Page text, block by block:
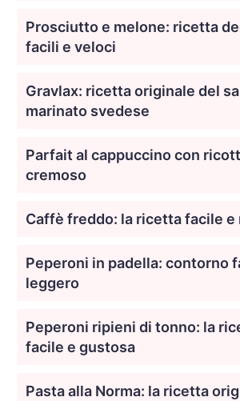
Prosciutto e melone: ricetta
facili e veloci
Gravlax: ricetta originale del
marinato svedese
Parfait al cappuccino con
cremoso
Caffè freddo: la ricetta facile
Peperoni in padella: contorno
leggero
Peperoni ripieni di tonno: la
facile e gustosa
Pasta alla Norma: la ricetta